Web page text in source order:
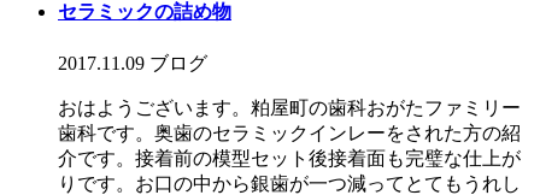
セラミックの詰め物
2017.11.09 ブログ
おはようございます。粕屋町の歯科おがたファミリー
歯科です。奥歯のセラミックインレーをされた方の紹
介です。接着前の模型セット後接着面も完璧な仕上が
りです。お口の中から銀歯が一つ減ってとてもうれし